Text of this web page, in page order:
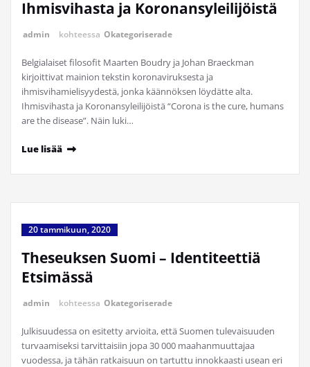
Ihmisvihasta ja Koronansyleilijöistä
admin kohteessa Okategoriserade
Belgialaiset filosofit Maarten Boudry ja Johan Braeckman
kirjoittivat mainion tekstin koronaviruksesta ja
ihmisvihamielisyydestä, jonka käännöksen löydätte alta.
Ihmisvihasta ja Koronansyleilijöistä “Corona is the cure, humans
are the disease”. Näin luki…
Lue lisää
20 tammikuun, 2020
Theseuksen Suomi – Identiteettiä
Etsimässä
admin kohteessa Okategoriserade
Julkisuudessa on esitetty arvioita, että Suomen tulevaisuuden
turvaamiseksi tarvittaisiin jopa 30 000 maahanmuuttajaa
vuodessa, ja tähän ratkaisuun on tartuttu innokkaasti usean eri